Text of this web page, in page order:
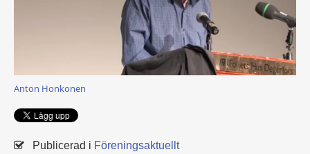
Anton Honkonen
Publicerad i Föreningsaktuellt